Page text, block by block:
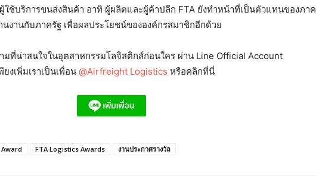
ใช้บริการขนส่งสินค้า อาทิ ผู้ผลิตและผู้ค้าปลีก FTA ยังทำหน้าที่เป็นตัวแทนของภาค
งานกับภาครัฐ เพื่อผลประโยชน์ขององค์กรสมาชิกอีกด้วย
มที่น่าสนใจในอุตสาหกรรมโลจิสติกส์ก่อนใคร ผ่าน Line Official Account
งเพิ่มเราเป็นเพื่อน @Airfreight Logistics หรือคลิกที่นี่
Award FTA Logistics Awards งานประกาศรางวัล